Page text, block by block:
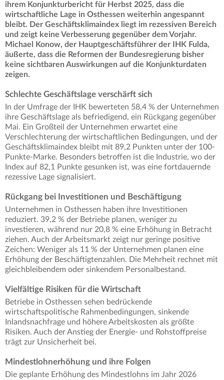
ihrem Konjunkturbericht für Herbst 2025, dass die
wirtschaftliche Lage in Osthessen weiterhin angespannt
bleibt. Der Geschäftsklimaindex liegt im rezessiven Bereich
und zeigt keine Verbesserung gegenüber dem Vorjahr.
Michael Konow, der Hauptgeschäftsführer der IHK Fulda,
äußerte, dass die Reformen der Bundesregierung bisher
keine sichtbaren Auswirkungen auf die Konjunkturdaten
zeigen.
Schlechte Geschäftslage verschärft sich
In der Umfrage der IHK bewerteten 58,4 % der Unternehmen
ihre Geschäftslage als befriedigend, ein Rückgang gegenüber
Mai. Ein Großteil der Unternehmen erwartet eine
Verschlechterung der wirtschaftlichen Bedingungen, und der
Geschäftsklimaindex bleibt mit 89,2 Punkten unter der 100-
Punkte-Marke. Besonders betroffen ist die Industrie, wo der
Index auf 82,1 Punkte gesunken ist, was eine fortdauernde
rezessive Lage signalisiert.
Rückgang bei Investitionen und Beschäftigung
Unternehmen in Osthessen haben ihre Investitionen
reduziert. 39,2 % der Betriebe planen, weniger zu
investieren, während nur 20,8 % eine Erhöhung in Betracht
ziehen. Auch der Arbeitsmarkt zeigt nur geringe positive
Zeichen: Weniger als 11 % der Unternehmen planen eine
Erhöhung der Beschäftigtenzahlen. Die Mehrheit rechnet mit
gleichbleibendem oder sinkendem Personalbestand.
Vielfältige Risiken für die Wirtschaft
Betriebe in Osthessen sehen bedrückende
wirtschaftspolitische Rahmenbedingungen, sinkende
Inlandsnachfrage und höhere Arbeitskosten als größte
Risiken. Auch der Anstieg der Energie- und Rohstoffpreise
trägt zur Unsicherheit bei.
Mindestlohnerhöhung und ihre Folgen
Die geplante Erhöhung des Mindestlohns im Jahr 2026